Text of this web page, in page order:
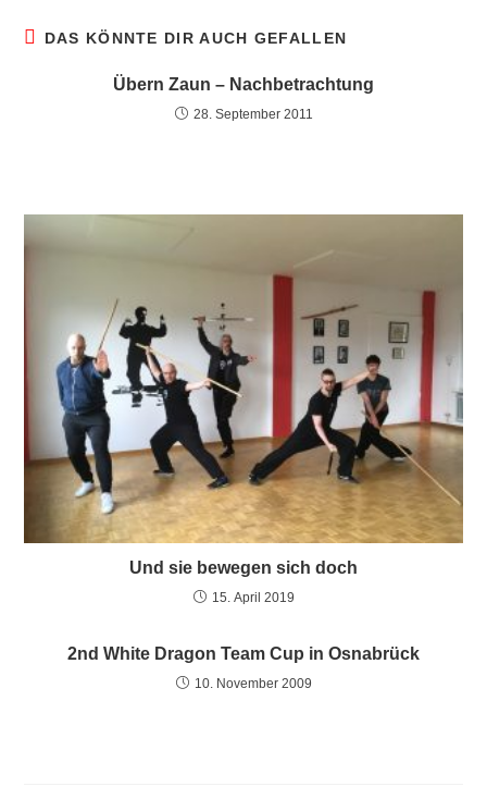
DAS KÖNNTE DIR AUCH GEFALLEN
Übern Zaun – Nachbetrachtung
28. September 2011
Und sie bewegen sich doch
15. April 2019
2nd White Dragon Team Cup in Osnabrück
10. November 2009